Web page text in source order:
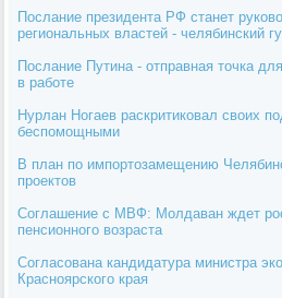
Послание президента РФ станет
региональных властей - челябинский
Послание Путина - отправная точка
в работе
Нурлан Ногаев раскритиковал своих
беспомощными
В план по импортозамещению
проектов
Cоглашение c МВФ: Молдаван ждет
пенсионного возраста
Согласована кандидатура министра
Красноярского края